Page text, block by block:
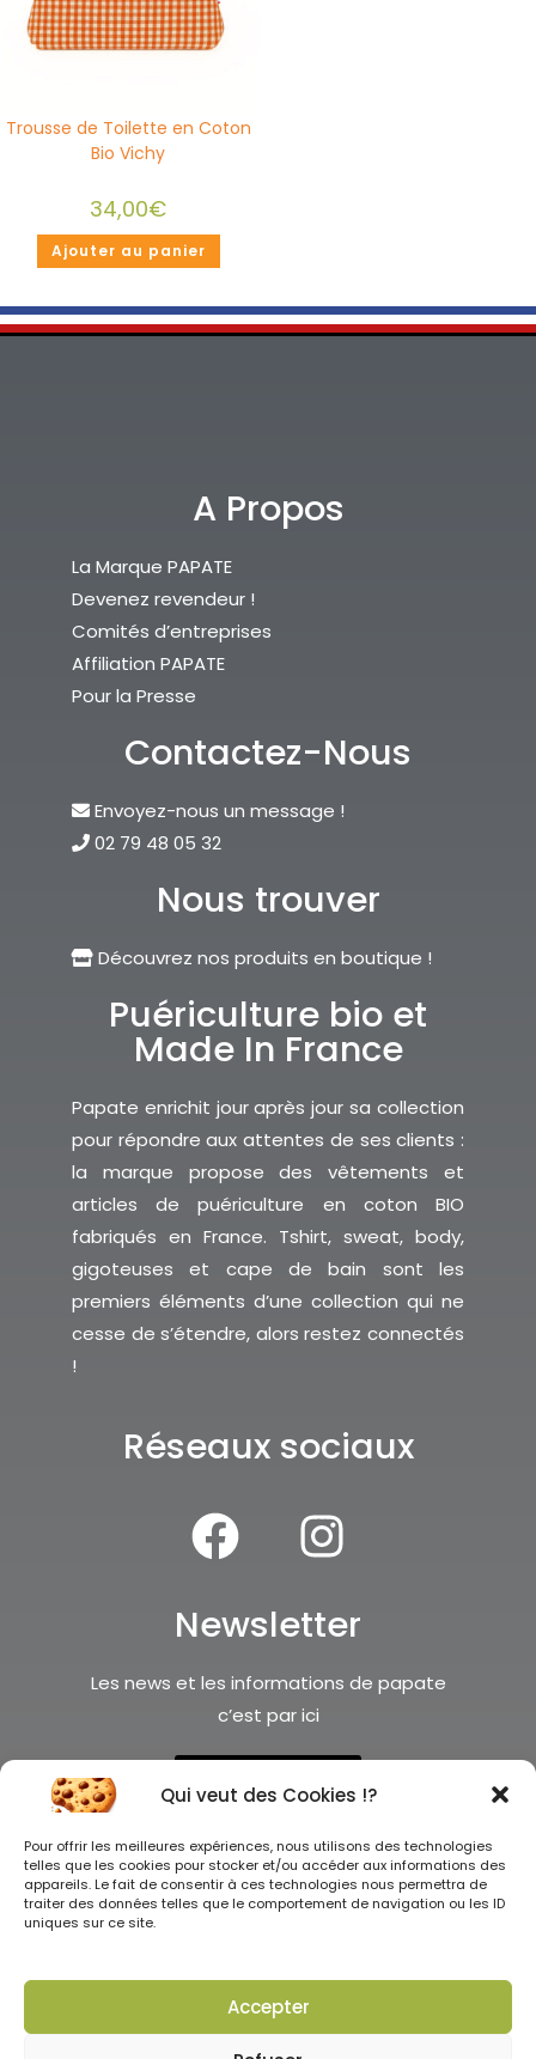
Qui veut des Cookies !?
Pour offrir les meilleures expériences, nous utilisons des technologies
telles que les cookies pour stocker et/ou accéder aux informations des
appareils. Le fait de consentir à ces technologies nous permettra de
traiter des données telles que le comportement de navigation ou les ID
uniques sur ce site.
Accepter
Trousse de Toilette en Coton
Bio Vichy
34,00€
Ajouter au panier
A Propos
La Marque PAPATE
Devenez revendeur !
Comités d’entreprises
Affiliation PAPATE
Pour la Presse
Contactez-Nous
Envoyez-nous un message !
02 79 48 05 32
Nous trouver
Découvrez nos produits en boutique !
Puériculture bio et
Made In France
Papate enrichit jour après jour sa collection
pour répondre aux attentes de ses clients :
la marque propose des vêtements et
articles de puériculture en coton BIO
fabriqués en France. Tshirt, sweat, body,
gigoteuses et cape de bain sont les
premiers éléments d’une collection qui ne
cesse de s’étendre, alors restez connectés
!
Réseaux sociaux
Newsletter
Les news et les informations de papate
c’est par ici
Tous droits réservés ©2025